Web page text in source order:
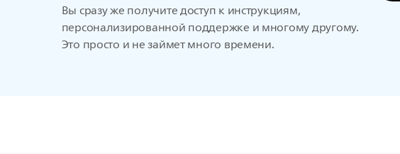
Вы сразу же получите доступ к инструкциям,
персонализированной поддержке и многому другому.
Это просто и не займет много времени.